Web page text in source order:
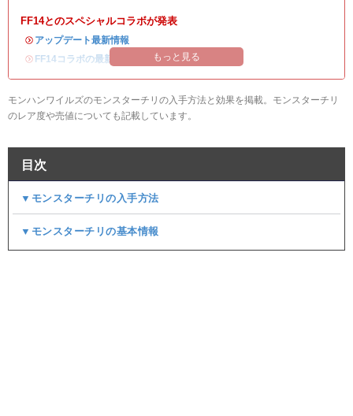
FF14とのスペシャルコラボが発表
・ アップデート最新情報
・ FF14コラボの最新情報 オメガ・プラネテス攻略
もっと見る
モンハンワイルズのモンスターチリの入手方法と効果を掲載。モンスターチリ
のレア度や売値についても記載しています。
目次
▼モンスターチリの入手方法
▼モンスターチリの基本情報